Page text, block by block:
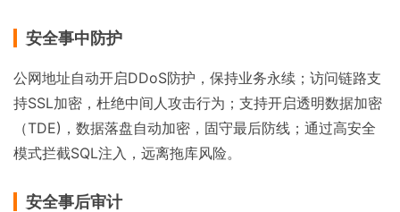
安全事中防护
公网地址自动开启DDoS防护，保持业务永续；访问链路支
持SSL加密，杜绝中间人攻击行为；支持开启透明数据加密
（TDE)，数据落盘自动加密，固守最后防线；通过高安全
模式拦截SQL注入，远离拖库风险。
安全事后审计